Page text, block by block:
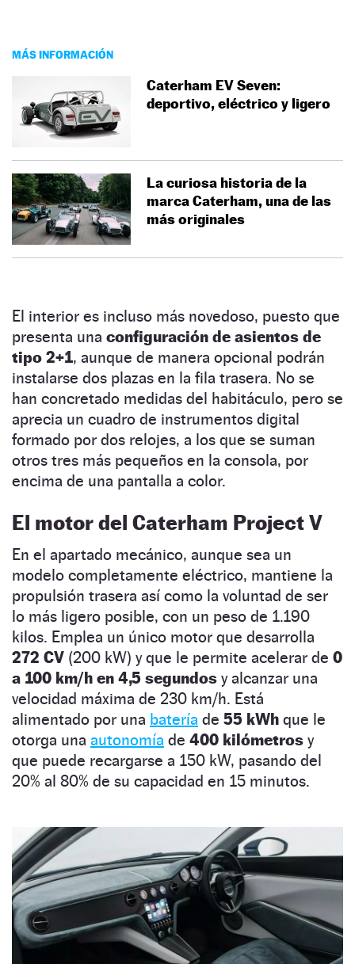
MÁS INFORMACIÓN
Caterham EV Seven:
deportivo, eléctrico y ligero
La curiosa historia de la
marca Caterham, una de las
más originales
El interior es incluso más novedoso, puesto que
presenta una configuración de asientos de
tipo 2+1, aunque de manera opcional podrán
instalarse dos plazas en la fila trasera. No se
han concretado medidas del habitáculo, pero se
aprecia un cuadro de instrumentos digital
formado por dos relojes, a los que se suman
otros tres más pequeños en la consola, por
encima de una pantalla a color.
El motor del Caterham Project V
En el apartado mecánico, aunque sea un
modelo completamente eléctrico, mantiene la
propulsión trasera así como la voluntad de ser
lo más ligero posible, con un peso de 1.190
kilos. Emplea un único motor que desarrolla
272 CV (200 kW) y que le permite acelerar de 0
a 100 km/h en 4,5 segundos y alcanzar una
velocidad máxima de 230 km/h. Está
alimentado por una batería de 55 kWh que le
otorga una autonomía de 400 kilómetros y
que puede recargarse a 150 kW, pasando del
20% al 80% de su capacidad en 15 minutos.